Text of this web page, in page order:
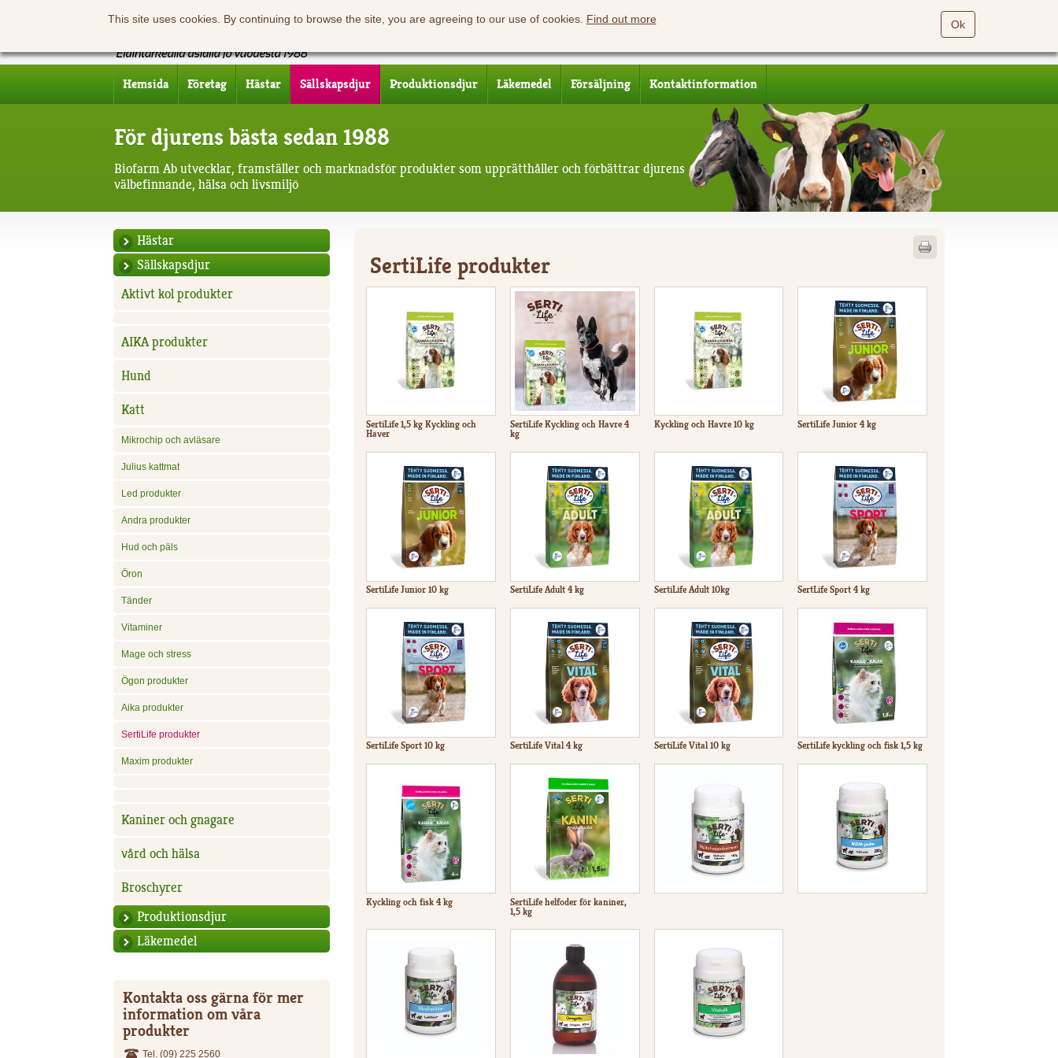
This site uses cookies. By continuing to browse the site, you are agreeing to our use of cookies. Find out more Ok
Hemsida Företag Hästar Sällskapsdjur Produktionsdjur Läkemedel Försäljning Kontaktinformation
För djurens bästa sedan 1988
Biofarm Ab utvecklar, framställer och marknadsför produkter som upprätthåller och förbättrar djurens
välbefinnande, hälsa och livsmiljö
Hästar
Sällskapsdjur
Aktivt kol produkter
AIKA produkter
Hund
Katt
Mikrochip och avläsare
Julius kattmat
Led produkter
Andra produkter
Hud och päls
Öron
Tänder
Vitaminer
Mage och stress
Ögon produkter
Aika produkter
SertiLife produkter
Maxim produkter
Kaniner och gnagare
vård och hälsa
Broschyrer
Produktionsdjur
Läkemedel
SertiLife produkter
SertiLife 1,5 kg Kyckling och
Haver
SertiLife Kyckling och Havre 4
kg
Kyckling och Havre 10 kg SertiLife Junior 4 kg
SertiLife Junior 10 kg SertiLife Adult 4 kg SertiLife Adult 10kg SertLife Sport 4 kg
SertiLife Sport 10 kg SertiLife Vital 4 kg SertiLife Vital 10 kg SertiLife kyckling och fisk 1,5 kg
Kyckling och fisk 4 kg
SertiLife helfoder för kaniner,
1,5 kg
Kontakta oss gärna för mer
information om våra
produkter
Tel. (09) 225 2560